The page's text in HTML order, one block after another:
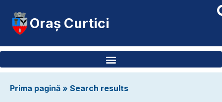
Oraș Curtici
Prima pagină » Search results